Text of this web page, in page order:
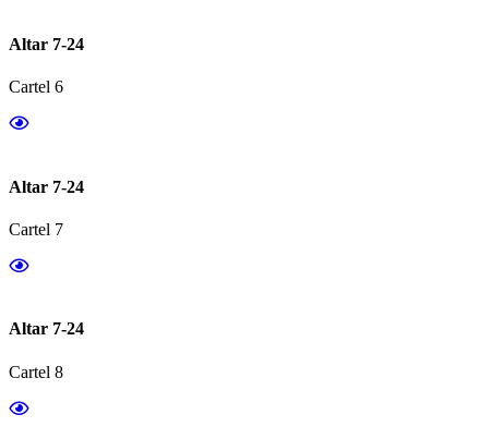
Altar 7-24
Cartel 6
Altar 7-24
Cartel 7
Altar 7-24
Cartel 8